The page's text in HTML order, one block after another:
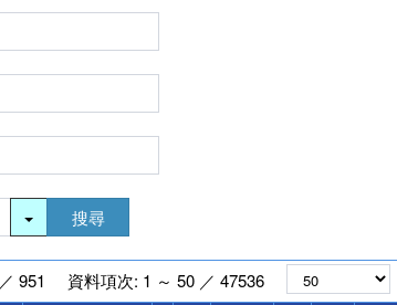
搜尋
／ 951
資料項次: 1 ～ 50 ／ 47536